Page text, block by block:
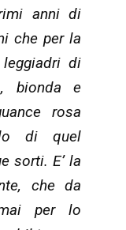
anni di
che per la
di
bionda e
rosa
di quel
sorti. E’ la
che da
per lo